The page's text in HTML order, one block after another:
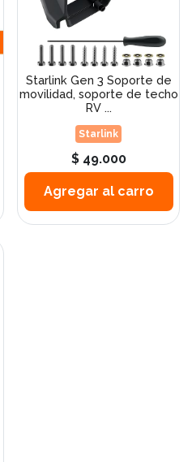
Starlink Gen 3 Soporte de
movilidad, soporte de techo
RV ...
Starlink
$ 49.000
Agregar al carro